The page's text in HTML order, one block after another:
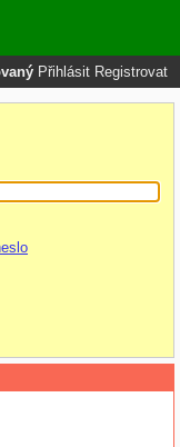
Přihlásit Registrovat